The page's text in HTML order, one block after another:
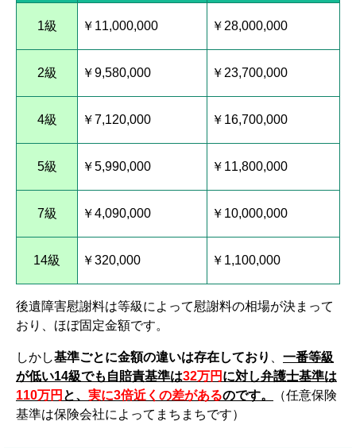
1級 ￥11,000,000 ￥28,000,000
2級 ￥9,580,000 ￥23,700,000
4級 ￥7,120,000 ￥16,700,000
5級 ￥5,990,000 ￥11,800,000
7級 ￥4,090,000 ￥10,000,000
14級 ￥320,000 ￥1,100,000
後遺障害慰謝料は等級によって慰謝料の相場が決まって
おり、ほぼ固定金額です。
しかし基準ごとに金額の違いは存在しており
一番等級
が低い14級でも自賠責基準は32万円 に対し弁護士基準は
110万円 と、 実に3倍近くの差があるのです。
（任意保険
基準は保険会社によってまちまちです）